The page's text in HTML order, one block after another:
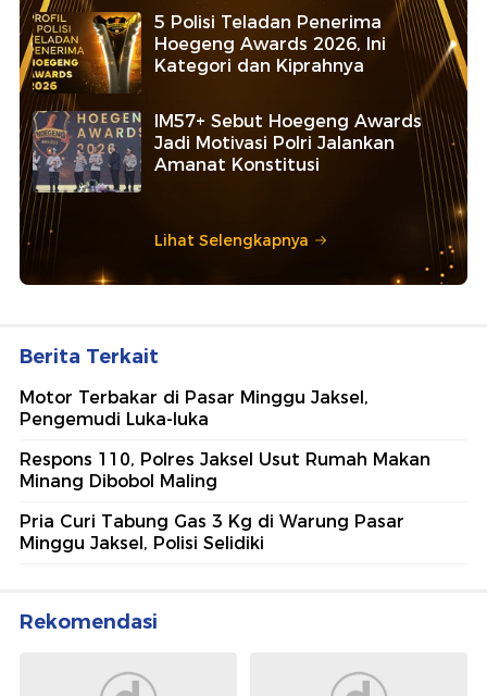
5 Polisi Teladan Penerima
Hoegeng Awards 2026, Ini
Kategori dan Kiprahnya
IM57+ Sebut Hoegeng Awards
Jadi Motivasi Polri Jalankan
Amanat Konstitusi
Lihat Selengkapnya
Berita Terkait
Motor Terbakar di Pasar Minggu Jaksel,
Pengemudi Luka-luka
Respons 110, Polres Jaksel Usut Rumah Makan
Minang Dibobol Maling
Pria Curi Tabung Gas 3 Kg di Warung Pasar
Minggu Jaksel, Polisi Selidiki
Rekomendasi